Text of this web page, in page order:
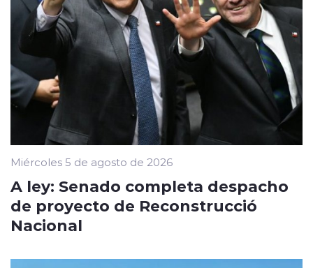
Miércoles 5 de agosto de 2026
A ley: Senado completa despacho
de proyecto de Reconstrucció
Nacional